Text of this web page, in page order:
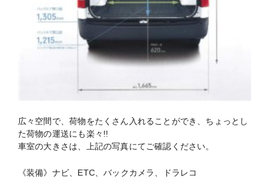
広々空間で、荷物をたくさん入れることができ、ちょっとし
た荷物の運送にも楽々!!
車室の大きさは、上記の写真にてご確認ください。
《装備》ナビ、ETC、バックカメラ、ドラレコ